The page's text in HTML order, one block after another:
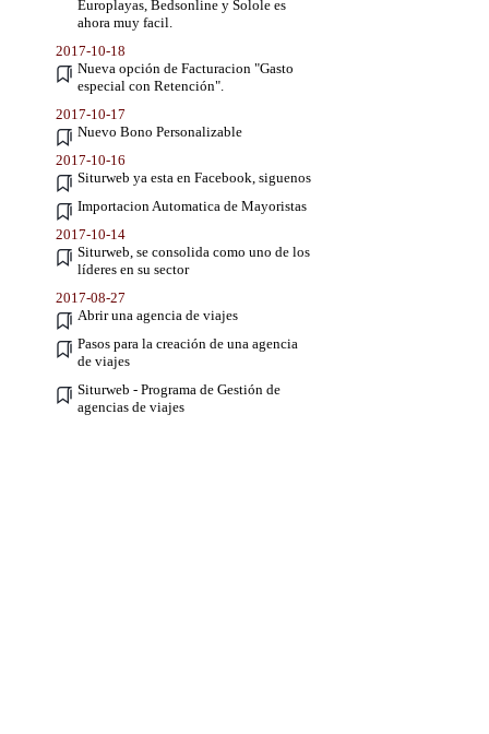
Europlayas, Bedsonline y Solole es
ahora muy facil.
2017-10-18
Nueva opción de Facturacion "Gasto
especial con Retención".
2017-10-17
Nuevo Bono Personalizable
2017-10-16
Siturweb ya esta en Facebook, siguenos
Importacion Automatica de Mayoristas
2017-10-14
Siturweb, se consolida como uno de los
líderes en su sector
2017-08-27
Abrir una agencia de viajes
Pasos para la creación de una agencia
de viajes
Siturweb - Programa de Gestión de
agencias de viajes